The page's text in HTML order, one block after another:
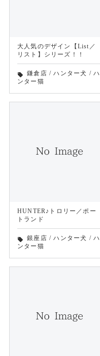
大人気のデザイン【List／
リスト】シリーズ！！
local_offer 鎌倉店 /ハンター犬 / ハ
ンター猫
HUNTER♪トロリー／ポー
トランド
local_offer 銀座店 /ハンター犬 / ハ
ンター猫